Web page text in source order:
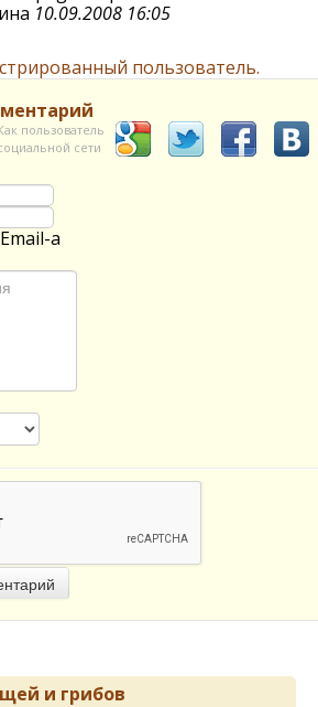
10.09.2008 16:05
пользователь.
пользователь
сети
а
и грибов